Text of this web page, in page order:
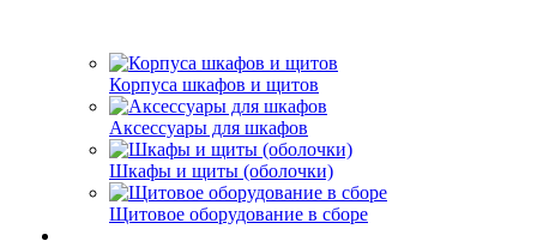
Корпуса шкафов и щитов
Аксессуары для шкафов
Шкафы и щиты (оболочки)
Щитовое оборудование в сборе